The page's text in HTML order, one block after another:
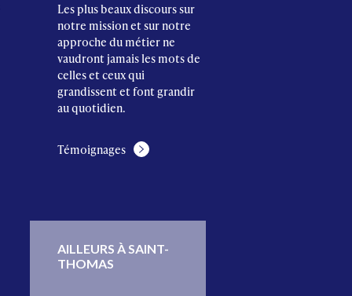
Les plus beaux discours sur
notre mission et sur notre
approche du métier ne
vaudront jamais les mots de
celles et ceux qui
grandissent et font grandir
au quotidien.
Témoignages
AILLEURS À SAINT-
THOMAS